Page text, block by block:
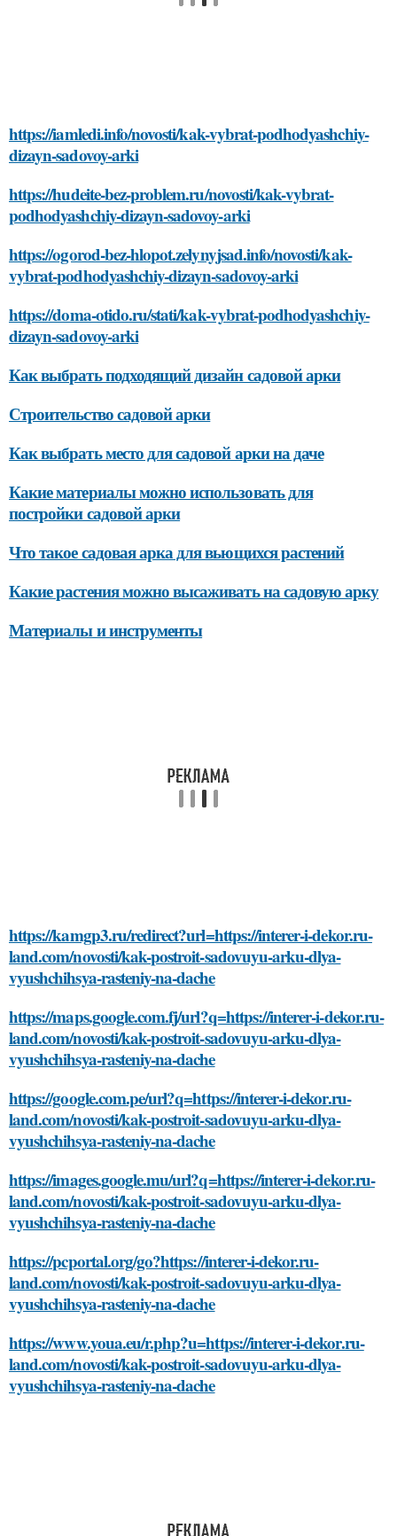
https://iamledi.info/novosti/kak-vybrat-podhodyashchiy-
dizayn-sadovoy-arki
https://hudeite-bez-problem.ru/novosti/kak-vybrat-
podhodyashchiy-dizayn-sadovoy-arki
https://ogorod-bez-hlopot.zelynyjsad.info/novosti/kak-
vybrat-podhodyashchiy-dizayn-sadovoy-arki
https://doma-otido.ru/stati/kak-vybrat-podhodyashchiy-
dizayn-sadovoy-arki
Как выбрать подходящий дизайн садовой арки
Строительство садовой арки
Как выбрать место для садовой арки на даче
Какие материалы можно использовать для
постройки садовой арки
Что такое садовая арка для вьющихся растений
Какие растения можно высаживать на садовую арку
Материалы и инструменты
https://kamgp3.ru/redirect?url=https://interer-i-dekor.ru-
land.com/novosti/kak-postroit-sadovuyu-arku-dlya-
vyushchihsya-rasteniy-na-dache
https://maps.google.com.fj/url?q=https://interer-i-dekor.ru-
land.com/novosti/kak-postroit-sadovuyu-arku-dlya-
vyushchihsya-rasteniy-na-dache
https://google.com.pe/url?q=https://interer-i-dekor.ru-
land.com/novosti/kak-postroit-sadovuyu-arku-dlya-
vyushchihsya-rasteniy-na-dache
https://images.google.mu/url?q=https://interer-i-dekor.ru-
land.com/novosti/kak-postroit-sadovuyu-arku-dlya-
vyushchihsya-rasteniy-na-dache
https://pcportal.org/go?https://interer-i-dekor.ru-
land.com/novosti/kak-postroit-sadovuyu-arku-dlya-
vyushchihsya-rasteniy-na-dache
https://www.youa.eu/r.php?u=https://interer-i-dekor.ru-
land.com/novosti/kak-postroit-sadovuyu-arku-dlya-
vyushchihsya-rasteniy-na-dache